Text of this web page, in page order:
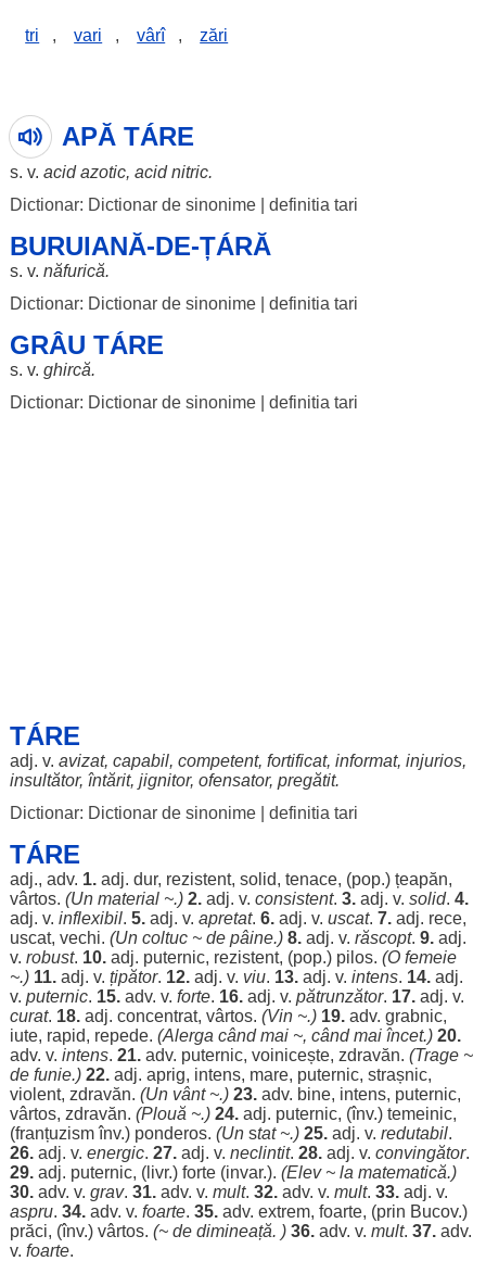
tri , vari , vârî , zări
APĂ TÁRE
s. v. acidazotic, acidnitric.
Dictionar: Dictionar de sinonime| definitia tari
BURUIANĂ-DE-ȚÁRĂ
s. v. năfurică.
Dictionar: Dictionar de sinonime| definitia tari
GRÂU TÁRE
s. v. ghircă.
Dictionar: Dictionar de sinonime| definitia tari
TÁRE
adj. v. avizat, capabil, competent, fortificat, informat, injurios,
insultător, întărit, jignitor, ofensator, pregătit.
Dictionar: Dictionar de sinonime| definitia tari
TÁRE
adj., adv. 1.adj. dur, rezistent, solid, tenace, (pop.) țeapăn,
vârtos. (Un material~.) 2.adj. v. consistent. 3.adj. v. solid. 4.
adj. v. inflexibil. 5.adj. v. apretat. 6.adj. v. uscat. 7.adj. rece,
uscat, vechi. (Un coltuc~ de pâine.) 8.adj. v. răscopt. 9.adj.
v. robust. 10.adj. puternic, rezistent, (pop.) pilos. (O femeie
~.) 11.adj. v. țipător. 12.adj. v. viu. 13.adj. v. intens. 14.adj.
v. puternic. 15.adv. v. forte. 16.adj. v. pătrunzător. 17.adj. v.
curat. 18.adj. concentrat, vârtos. (Vin~.) 19.adv. grabnic,
iute, rapid, repede. (Alerga cândmai ~, cândmai încet.) 20.
adv. v. intens. 21.adv. puternic, voinicește, zdravăn. (Trage~
de funie.) 22.adj. aprig, intens, mare, puternic, strașnic,
violent, zdravăn. (Un vânt~.) 23.adv. bine, intens, puternic,
vârtos, zdravăn. (Plouă ~.) 24.adj. puternic, (înv.) temeinic,
(franțuzism înv.) ponderos. (Unstat~.) 25.adj. v. redutabil.
26.adj. v. energic. 27.adj. v. neclintit. 28.adj. v. convingător.
29.adj. puternic, (livr.) forte(invar.). (Elev~ la matematică.)
30.adv. v. grav. 31.adv. v. mult. 32.adv. v. mult. 33.adj. v.
aspru. 34.adv. v. foarte. 35.adv. extrem, foarte, (prin Bucov.)
prăci, (înv.) vârtos. (~ de dimineață. ) 36.adv. v. mult. 37.adv.
v. foarte.